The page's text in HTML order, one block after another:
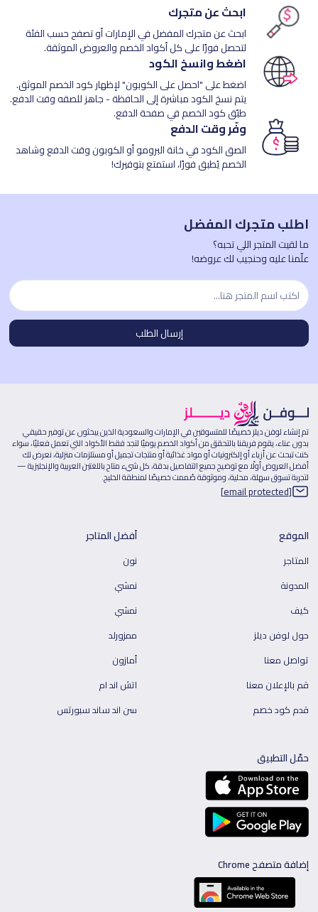
ابحث عن متجرك
ابحث عن متجرك المفضل في الإمارات أو تصفح حسب الفئة
لتحصل فورًا على كل أكواد الخصم والعروض الموثقة.
اضغط وانسخ الكود
اضغط على "احصل على الكوبون" لإظهار كود الخصم الموثق.
يتم نسخ الكود مباشرة إلى الحافظة - جاهز للصقه وقت الدفع.
طبّق كود الخصم في صفحة الدفع.
وفّر وقت الدفع
الصق الكود في خانة البرومو أو الكوبون وقت الدفع وشاهد
الخصم يُطبق فورًا، استمتع بتوفيرك!
اطلب متجرك المفضل
ما لقيت المتجر اللي تحبه؟
علّمنا عليه وحنجيب لك عروضه!
تم إنشاء لوفن ديلز خصيصًا للمتسوقين في الإمارات والسعودية الذين يبحثون عن توفير حقيقي
بدون عناء، يقوم فريقنا بالتحقق من أكواد الخصم يوميًا لتجد فقط الأكواد التي تعمل فعليًا، سواء
كنت تبحث عن أزياء أو إلكترونيات أو مواد غذائية أو منتجات تجميل أو مستلزمات منزلية، نعرض لك
أفضل العروض أولًا مع توضيح جميع التفاصيل بدقة، كل شيء متاح باللغتين العربية والإنجليزية —
لتجربة تسوق سهلة، محلية، وموثوقة صُممت خصيصًا لمنطقة الخليج.
[email protected]
الموقع
المتاجر
المدونة
كيف
حول لوفن ديلز
تواصل معنا
قم بالإعلان معنا
قدم كود خصم
أفضل المتاجر
نون
نمشي
نمشي
ممزورلد
أمازون
اتش اند ام
سن اند ساند سبورتس
حمّل التطبيق
إضافة متصفح Chrome